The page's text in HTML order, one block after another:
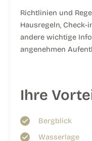
Richtlinien und
Hausregeln,
andere wichtige
angenehmen
Ihre
Bergblick
Wasserlage